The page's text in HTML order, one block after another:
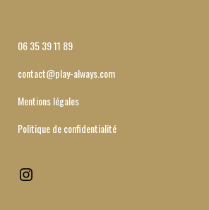
06 35 39 11 89
contact@play-always.com
Mentions légales
Politique de confidentialité